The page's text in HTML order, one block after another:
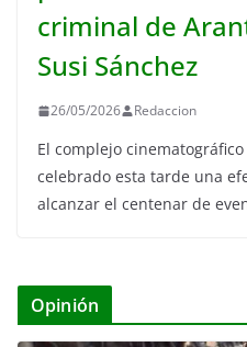
criminal de
Susi Sánchez
26/05/2026 Redaccion
El complejo
celebrado esta tarde una
alcanzar el centenar de
Opinión